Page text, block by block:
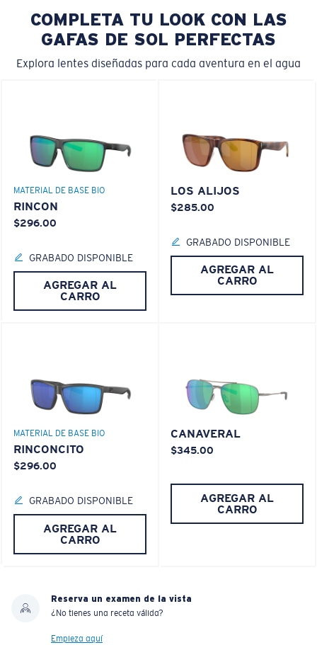
COMPLETA TU LOOK CON LAS
GAFAS DE SOL PERFECTAS
Explora lentes diseñadas para cada aventura en el agua
MATERIAL DE BASE BIO
RINCON
$296.00
GRABADO DISPONIBLE
AGREGAR AL
CARRO
LOS ALIJOS
$285.00
GRABADO DISPONIBLE
AGREGAR AL
CARRO
MATERIAL DE BASE BIO
RINCONCITO
$296.00
GRABADO DISPONIBLE
AGREGAR AL
CARRO
CANAVERAL
$345.00
AGREGAR AL
CARRO
Reserva un examen de la vista
¿No tienes una receta válida?
Empieza aquí